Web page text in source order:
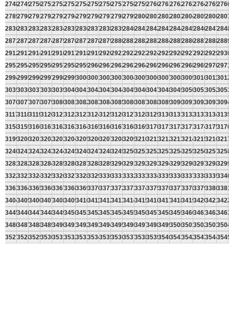
274827492750275127522753275427552756275727582759276027612762276327642765
278927902791279227932794279527962797279827992800280128022803280428052806
283028312832283328342835283628372838283928402841284228432844284528462847
287128722873287428752876287728782879288028812882288328842885288628872888
291229132914291529162917291829192920292129222923292429252926292729282929
295329542955295629572958295929602961296229632964296529662967296829692970
299429952996299729982999300030013002300330043005300630073008300930103011
303530363037303830393040304130423043304430453046304730483049305030513052
307630773078307930803081308230833084308530863087308830893090309130923093
311731183119312031213122312331243125312631273128312931303131313231333134
315831593160316131623163316431653166316731683169317031713172317331743175
319932003201320232033204320532063207320832093210321132123213321432153216
324032413242324332443245324632473248324932503251325232533254325532563257
328132823283328432853286328732883289329032913292329332943295329632973298
332233233324332533263327332833293330333133323333333433353336333733383339
336333643365336633673368336933703371337233733374337533763377337833793380
340434053406340734083409341034113412341334143415341634173418341934203421
344534463447344834493450345134523453345434553456345734583459346034613462
348634873488348934903491349234933494349534963497349834993500350135023503
352735283529353035313532353335343535353635373538353935403541354235433544